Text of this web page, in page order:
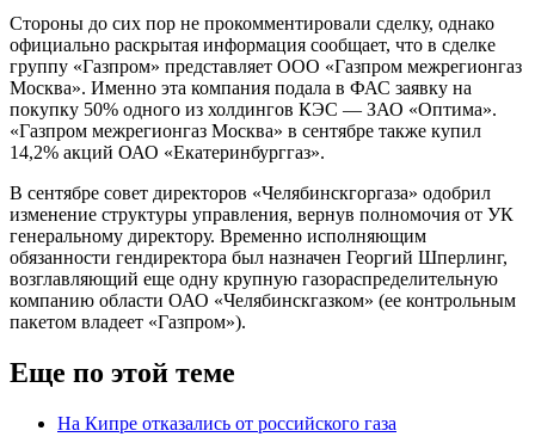
Стороны до сих пор не прокомментировали сделку, однако
официально раскрытая информация сообщает, что в сделке
группу «Газпром» представляет ООО «Газпром межрегионгаз
Москва». Именно эта компания подала в ФАС заявку на
покупку 50% одного из холдингов КЭС — ЗАО «Оптима».
«Газпром межрегионгаз Москва» в сентябре также купил
14,2% акций ОАО «Екатеринбурггаз».
В сентябре совет директоров «Челябинскгоргаза» одобрил
изменение структуры управления, вернув полномочия от УК
генеральному директору. Временно исполняющим
обязанности гендиректора был назначен Георгий Шперлинг,
возглавляющий еще одну крупную газораспределительную
компанию области ОАО «Челябинскгазком» (ее контрольным
пакетом владеет «Газпром»).
Еще по этой теме
На Кипре отказались от российского газа